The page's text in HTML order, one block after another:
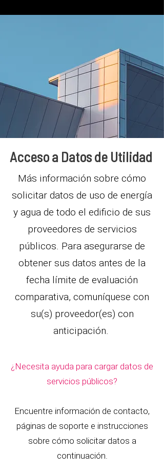
Acceso a Datos de Utilidad
Más información sobre cómo
solicitar datos de uso de energía
y agua de todo el edificio de sus
proveedores de servicios
públicos. Para asegurarse de
obtener sus datos antes de la
fecha límite de evaluación
comparativa, comuníquese con
su(s) proveedor(es) con
anticipación.
¿Necesita ayuda para cargar datos de
servicios públicos?
Encuentre información de contacto,
páginas de soporte e instrucciones
sobre cómo solicitar datos a
continuación.